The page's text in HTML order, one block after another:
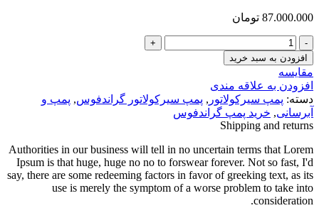
87.000.000 تومان
پمپ
سيرکولاتور
خطی
گراندفوس
مدل
UPS32-
100
افزودن به سبد خرید
مقایسه
افزودن به علاقه مندی
دسته: پمپ سیرکولاتور , پمپ سیرکولاتور گراندفوس, پمپ و
آبرسانی, خرید پمپ گراندفوس
Shipping and returns
Authorities in our business will tell in no uncertain terms that Lorem
Ipsum is that huge, huge no no to forswear forever. Not so fast, I'd
say, there are some redeeming factors in favor of greeking text, as its
use is merely the symptom of a worse problem to take into
consideration.